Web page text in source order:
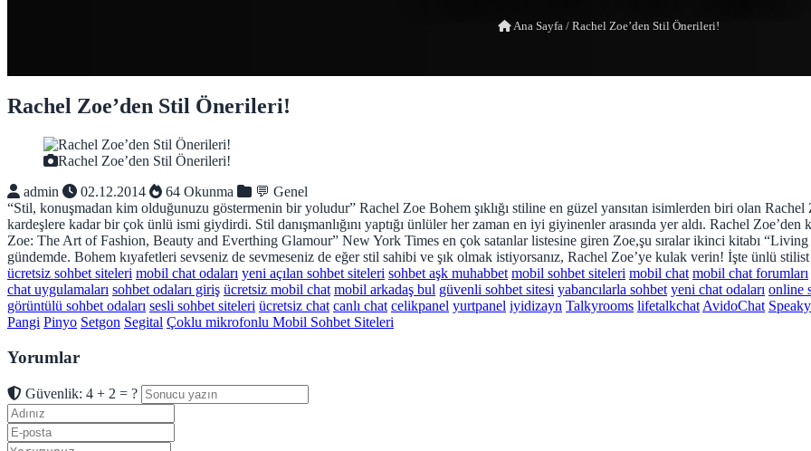
Ana Sayfa /Rachel Zoe’den Stil Önerileri!
Rachel Zoe’den Stil Önerileri!
Rachel Zoe’den Stil Önerileri!
admin
02.12.2014 64 Okunma
💬 Genel
“Stil, konuşmadan kim olduğunuzu göstermenin bir yoludur” Rachel Zoe Bohem şıklığı stiline en güzel yansıtan isimlerden biri olan
kardeşlere kadar bir çok ünlü ismi giydirdi. Stil danışmanlığını yaptığı ünlüler her zaman en iyi giyinenler arasında yer aldı. Rachel
Zoe: The Art of Fashion, Beauty and Everthing Glamour” New York Times en çok satanlar listesine giren Zoe,şu sıralar ikinci kitabı
gündemde. Bohem kıyafetleri sevseniz de sevmeseniz de eğer stil sahibi ve şık olmak istiyorsanız, Rachel Zoe’ye kulak verin! İşte ünlü
ücretsiz sohbet siteleri mobil chat odaları yeni açılan sohbet siteleri sohbet aşk muhabbet mobil sohbet siteleri mobil chat mobil chat forumları
chat uygulamaları sohbet odaları giriş ücretsiz mobil chat mobil arkadaş bul güvenli sohbet sitesi yabancılarla sohbet yeni chat odaları online
görüntülü sohbet odaları sesli sohbet siteleri ücretsiz chat canlı chat celikpanel yurtpanel iyidizayn Talkyrooms lifetalkchat AvidoChat
Pangi Pinyo Setgon Segital Çoklu mikrofonlu Mobil Sohbet Siteleri
Yorumlar
Güvenlik: 4 + 2 = ?